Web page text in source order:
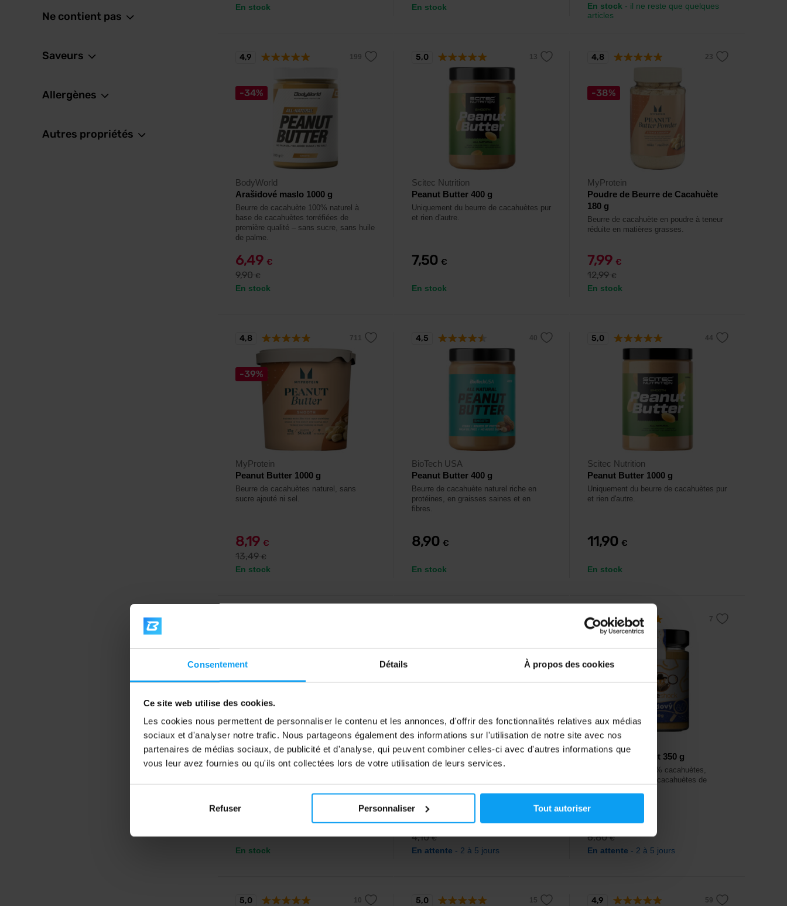
Consentement Détails À propos des cookies
Ce site web utilise des cookies.
Les cookies nous permettent de personnaliser le contenu et les annonces, d'offrir des fonctionnalités relatives aux médias
sociaux et d'analyser notre trafic. Nous partageons également des informations sur l'utilisation de notre site avec nos
partenaires de médias sociaux, de publicité et d'analyse, qui peuvent combiner celles-ci avec d'autres informations que
vous leur avez fournies ou qu'ils ont collectées lors de votre utilisation de leurs services.
Refuser Personnaliser Tout autoriser
Ne contient pas
Saveurs
Allergènes
Autres propriétés
En stock En stock En stock - il ne reste que quelques
articles
-34%
BodyWorld
Arašidové maslo 1000 g
Beurre de cacahuète 100% naturel à
base de cacahuètes torréfiées de
première qualité – sans sucre, sans huile
de palme.
6,49 €
9,90€
En stock
4,9
Scitec Nutrition
Peanut Butter 400 g
Uniquement du beurre de cacahuètes pur
et rien d'autre.
7,50 €
En stock
5,0
-38%
MyProtein
Poudre de Beurre de Cacahuète
180 g
Beurre de cacahuète en poudre à teneur
réduite en matières grasses.
7,99 €
12,99€
En stock
4,8
-39%
MyProtein
Peanut Butter 1000 g
Beurre de cacahuètes naturel, sans
sucre ajouté ni sel.
8,19 €
13,49€
En stock
4,8
BioTech USA
Peanut Butter 400 g
Beurre de cacahuète naturel riche en
protéines, en graisses saines et en
fibres.
8,90 €
En stock
4,5
Scitec Nutrition
Peanut Butter 1000 g
Uniquement du beurre de cacahuètes pur
et rien d'autre.
11,90 €
En stock
5,0
BioTech USA
Peanut Butter 1000 g
Beurre de cacahuète naturel riche en
En stock
Prom-In
3,69€
4,10€
En attente - 2 à 5 jours
Prom-In
Orieshock Peanut 350 g
Crème naturelle 100% cacahuètes,
fabriquée à partir de cacahuètes de
6,19€
6,80€
En attente - 2 à 5 jours
5,0
5,0 5,0 4,9